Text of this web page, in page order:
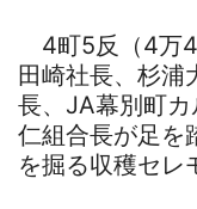
4町5反（4万
田崎社長、杉浦
長、JA幕別町
仁組合長が足を
を掘る収穫セレ